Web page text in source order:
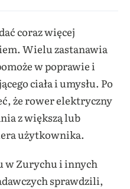
coraz więcej
Wielu zastanawia
w poprawie i
ciała i umysłu. Po
że rower elektryczny
z większą lub
użytkownika.
w Zurychu i innych
sprawdzili,